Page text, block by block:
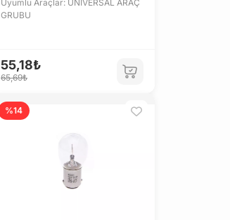
Uyumlu Araçlar: UNIVERSAL ARAÇ
GRUBU
55,18₺
65,69₺
%14